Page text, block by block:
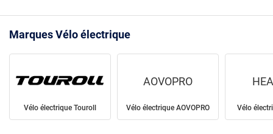
Marques Vélo électrique
Vélo électrique Touroll
AOVOPRO
Vélo électrique AOVOPRO Vélo